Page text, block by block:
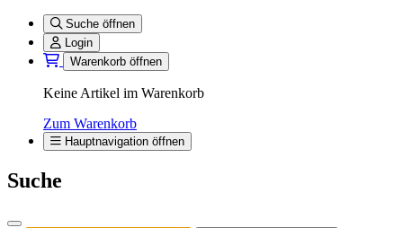
Suche öffnen
Login
Warenkorb öffnen
Keine Artikel im Warenkorb
Zum Warenkorb
Hauptnavigation öffnen
Suche